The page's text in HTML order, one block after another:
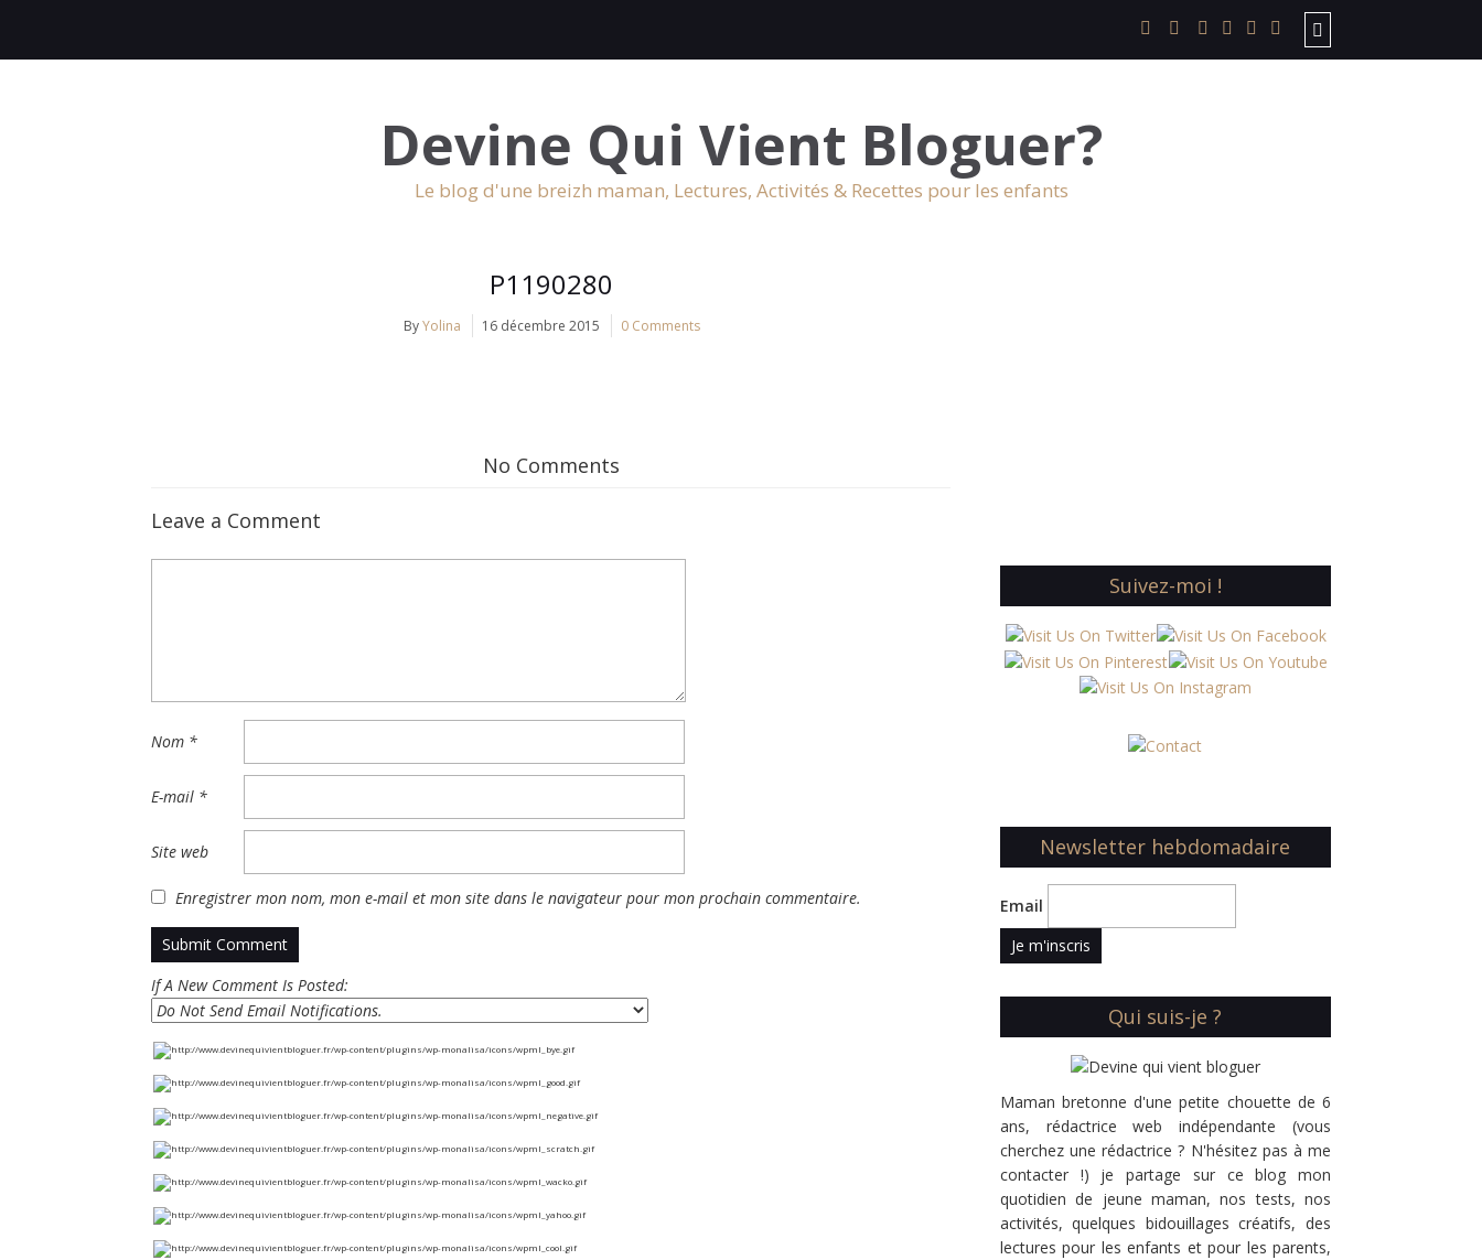
Devine Qui Vient Bloguer?
Le blog d'une breizh maman, Lectures, Activités & Recettes pour les enfants
P1190280
ByYolina 16 décembre 2015 0 Comments
No Comments
Leave a Comment
Nom *
E-mail *
Site web
Enregistrer mon nom, mon e-mail et mon site dans le navigateur pour mon prochain commentaire.
If A New Comment Is Posted:
Suivez-moi !
Newsletter hebdomadaire
Email
Qui suis-je ?
Maman bretonne d'une petite chouette de 6
ans, rédactrice web indépendante (vous
cherchez une rédactrice ? N'hésitez pas à me
contacter !) je partage sur ce blog mon
quotidien de jeune maman, nos tests, nos
activités, quelques bidouillages créatifs, des
lectures pour les enfants et pour les parents,